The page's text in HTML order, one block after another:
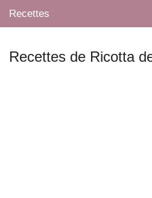
Recettes
Recettes de Ricotta